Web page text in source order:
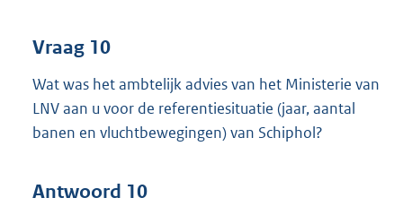
Vraag 10
Wat was het ambtelijk advies van het Ministerie van
LNV aan u voor de referentiesituatie (jaar, aantal
banen en vluchtbewegingen) van Schiphol?
Antwoord 10